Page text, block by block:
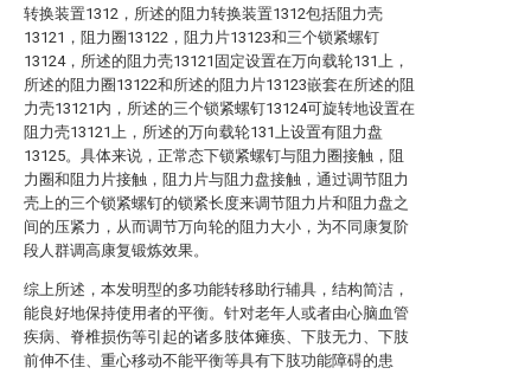
转换装置1312，所述的阻力转换装置1312包括阻力壳
13121，阻力圈13122，阻力片13123和三个锁紧螺钉
13124，所述的阻力壳13121固定设置在万向载轮131上，
所述的阻力圈13122和所述的阻力片13123嵌套在所述的阻
力壳13121内，所述的三个锁紧螺钉13124可旋转地设置在
阻力壳13121上，所述的万向载轮131上设置有阻力盘
13125。具体来说，正常态下锁紧螺钉与阻力圈接触，阻
力圈和阻力片接触，阻力片与阻力盘接触，通过调节阻力
壳上的三个锁紧螺钉的锁紧长度来调节阻力片和阻力盘之
间的压紧力，从而调节万向轮的阻力大小，为不同康复阶
段人群调高康复锻炼效果。
综上所述，本发明型的多功能转移助行辅具，结构简洁，
能良好地保持使用者的平衡。针对老年人或者由心脑血管
疾病、脊椎损伤等引起的诸多肢体瘫痪、下肢无力、下肢
前伸不佳、重心移动不能平衡等具有下肢功能障碍的患